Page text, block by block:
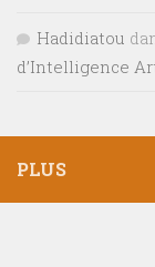
Hadidiatou
d’Intelligence
PLUS